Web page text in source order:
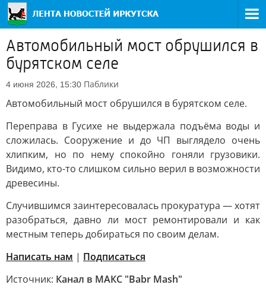
Автомобильный мост обрушился в
бурятском селе
4 июня 2026, 15:30 Паблики
Автомобильный мост обрушился в бурятском селе.
Переправа в Гусихе не выдержала подъёма воды и
сложилась. Сооружение и до ЧП выглядело очень
хлипким, но по нему спокойно гоняли грузовики.
Видимо, кто-то слишком сильно верил в возможности
древесины.
Случившимся заинтересовалась прокуратура — хотят
разобраться, давно ли мост ремонтировали и как
местным теперь добираться по своим делам.
Написать нам | Подписаться
Источник: Канал в МАКС "Babr Mash"